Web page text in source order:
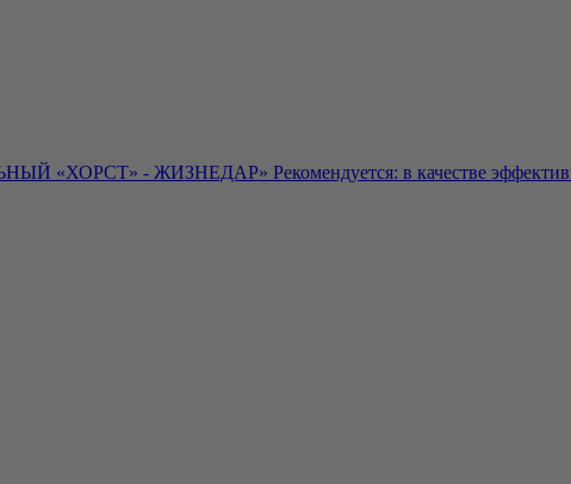
«ХОРСТ» - ЖИЗНЕДАР» Рекомендуется: в качестве